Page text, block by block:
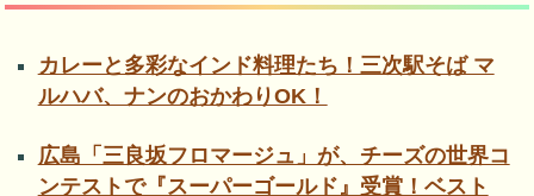
カレーと多彩なインド料理たち！三次駅そば マ
ルハバ、ナンのおかわりOK！
広島「三良坂フロマージュ」が、チーズの世界コ
ンテストで『スーパーゴールド』受賞！ベスト